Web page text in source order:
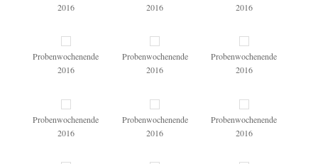
2016
2016
2016
Probenwochenende
2016
Probenwochenende
2016
Probenwochenende
2016
Probenwochenende
2016
Probenwochenende
2016
Probenwochenende
2016